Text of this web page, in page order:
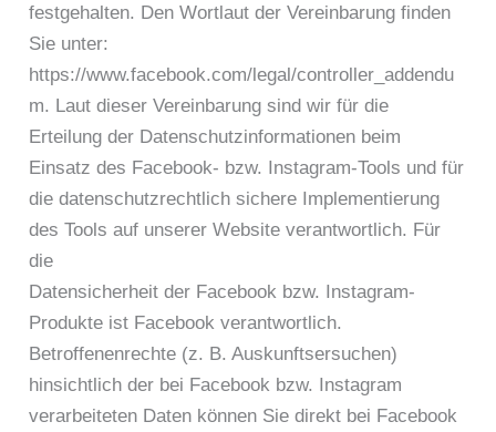
festgehalten. Den Wortlaut der Vereinbarung finden
Sie unter:
https://www.facebook.com/legal/controller_addendu
m. Laut dieser Vereinbarung sind wir für die
Erteilung der Datenschutzinformationen beim
Einsatz des Facebook- bzw. Instagram-Tools und für
die datenschutzrechtlich sichere Implementierung
des Tools auf unserer Website verantwortlich. Für
die
Datensicherheit der Facebook bzw. Instagram-
Produkte ist Facebook verantwortlich.
Betroffenenrechte (z. B. Auskunftsersuchen)
hinsichtlich der bei Facebook bzw. Instagram
verarbeiteten Daten können Sie direkt bei Facebook